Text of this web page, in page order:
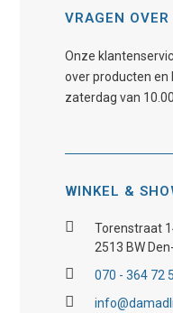
VRAGEN
Onze
over producten
zaterdag van
WINKEL &
Torenstraat
2513 BW
070 - 364 72